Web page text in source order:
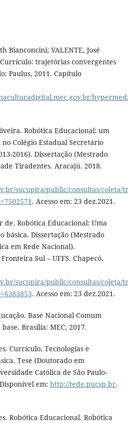
Bianconcini; VALENTE, José
trajetórias convergentes
Paulus, 2011. Capítulo
Robótica Educacional: um
Colégio Estadual Secretário
2016). Dissertação (Mestrado
Tiradentes. Aracajú. 2018.
sucupira/public/consultas/coleta/
. Acesso em: 23 dez.2021.
de. Robótica Educacional: Uma
básica. Dissertação (Mestrado
em Rede Nacional).
Sul – UFFS. Chapecó.
sucupira/public/consultas/coleta/
. Acesso em: 23 dez.2021.
Base Nacional Comum
Brasília: MEC, 2017.
Currículo, Tecnologias e
Tese (Doutorado em
Católica de São Paulo-
Disponível em: http://tede.pucsp.br.
Robótica Educacional. Robótica